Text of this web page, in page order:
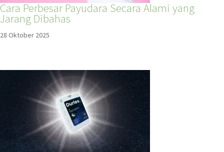
Cara Perbesar Payudara Secara Alami yang
Jarang Dibahas
28 Oktober 2025